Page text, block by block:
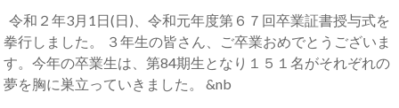
令和２年3月1日(日)、令和元年度第６７回卒業証書授与式を
拳行しました。 ３年生の皆さん、ご卒業おめでとうございま
す。今年の卒業生は、第84期生となり１５１名がそれぞれの
夢を胸に巣立っていきました。 &nb